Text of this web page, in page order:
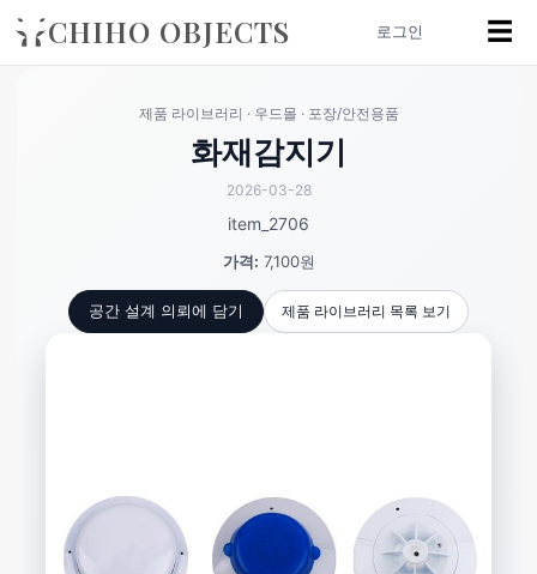
CHIHO OBJECTS 로그인 ☰
제품 라이브러리 · 우드몰 · 포장/안전용품
화재감지기
2026-03-28
item_2706
가격: 7,100원
공간 설계 의뢰에 담기 제품 라이브러리 목록 보기